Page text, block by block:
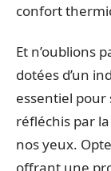
confort
Et n’oublions
dotées d’un
essentiel pour
réfléchis par
nos yeux.